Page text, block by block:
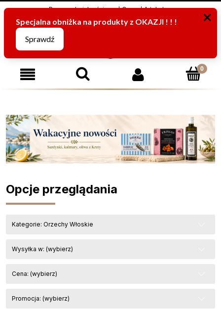
Program Lojalnościowy O nas Artykuły
795816067 (pn-pt od 8:00 -15:00)
Opcje przeglądania
Kategorie: Orzechy Włoskie
Wysyłka w: (wybierz)
Cena: (wybierz)
Promocja: (wybierz)